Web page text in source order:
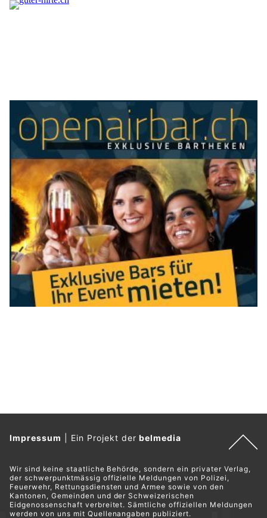
Impressum Ein Projekt derbelmedia
Wir sind keine staatliche Behörde, sondern ein privater Verlag,
der schwerpunktmässig offizielle Meldungen von Polizei,
Feuerwehr, Rettungsdiensten und Armee sowie von den
Kantonen, Gemeinden und der Schweizerischen
Eidgenossenschaft verbreitet. Sämtliche offiziellen Meldungen
werden von uns mit Quellenangaben publiziert.